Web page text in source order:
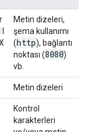
Metin dizeleri,
şema kullanımı
(http), bağlantı
noktası (8080)
vb.
Metin dizeleri
Kontrol
karakterleri